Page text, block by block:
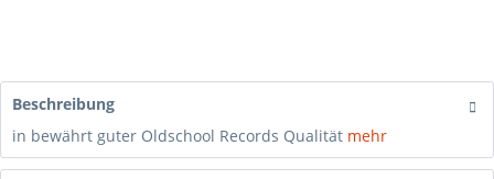
Beschreibung
in bewährt guter Oldschool Records Qualität mehr